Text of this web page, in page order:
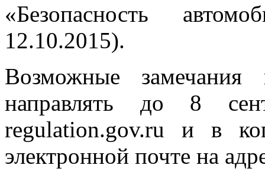
«Безопасность
12.10.2015).
Возможные замечания
направлять до 8
regulation.gov.ru и в
электронной почте на